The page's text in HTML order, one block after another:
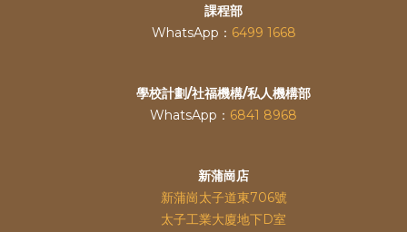
課程部
WhatsApp： 6499 1668
學校計劃/社福機構/私人機構部
WhatsApp： 6841 8968
新蒲崗店
新蒲崗太子道東706號
太子工業大廈地下D室